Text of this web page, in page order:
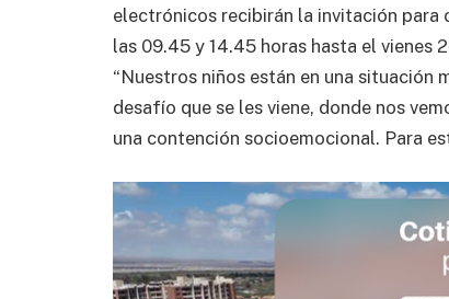
electrónicos recibirán la invitación
las 09.45 y 14.45 horas hasta el vienes
“Nuestros niños están en una
desafío que se les viene, donde nos
una contención socioemocional. Para